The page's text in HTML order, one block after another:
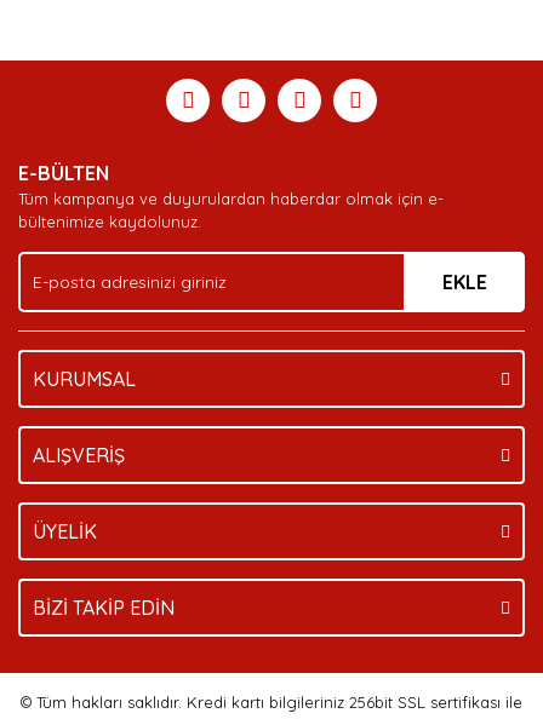
Yorum Yaz
Soru Sor
formunu kullanarak tarafımıza iletebilirsiniz.
Görüş ve önerileriniz için teşekkür ederiz.
Ürün açıklamasında eksik bilgiler bulunuyor.
Ürün bilgilerinde hatalar bulunuyor.
Bu ürüne benzer farklı alternatifler olmalı.
Deneyimini Paylaş
E-BÜLTEN
Tüm kampanya ve duyurulardan haberdar olmak için e-
bültenimize kaydolunuz.
EKLE
KURUMSAL
ALIŞVERİŞ
ÜYELİK
BİZİ TAKİP EDİN
© Tüm hakları saklıdır. Kredi kartı bilgileriniz 256bit SSL sertifikası ile